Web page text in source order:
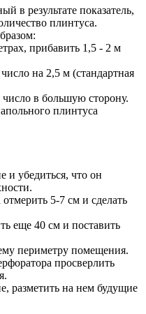
в результате показатель,
плинтуса.
прибавить 1,5 - 2 м
на 2,5 м (стандартная
в большую сторону.
плинтуса
и убедиться, что он
5-7 см и сделать
еще 40 см и поставить
периметру помещения.
просверлить
разметить на нем будущие